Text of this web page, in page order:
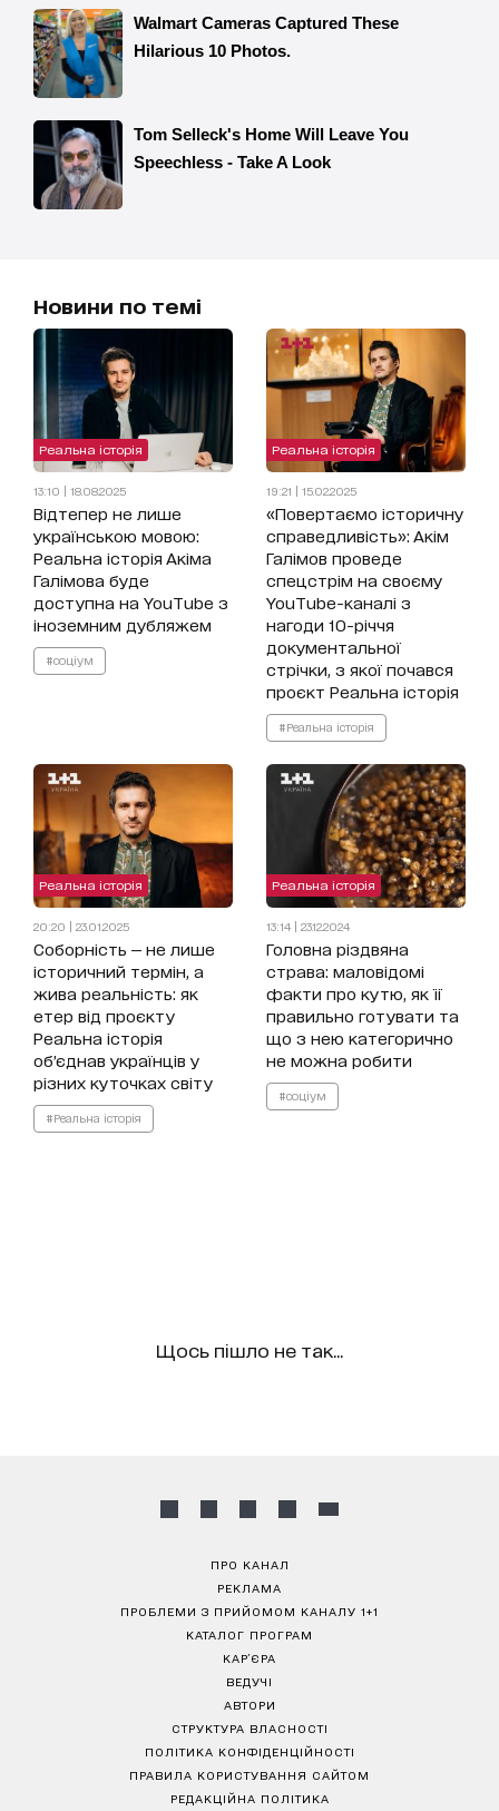
Новини по темі
Реальна історія
13:10 | 18.08.2025
Відтепер не лише
українською мовою:
Реальна історія Акіма
Галімова буде
доступна на YouTube з
іноземним дубляжем
#соціум
Реальна історія
19:21 | 15.02.2025
«Повертаємо історичну
справедливість»: Акім
Галімов проведе
спецстрім на своєму
YouTube-каналі з
нагоди 10-річчя
документальної
стрічки, з якої почався
проєкт Реальна історія
#Реальна історія
Реальна історія
20:20 | 23.01.2025
Соборність — не лише
історичний термін, а
жива реальність: як
етер від проєкту
Реальна історія
об’єднав українців у
різних куточках світу
#Реальна історія
Реальна історія
13:14 | 23.12.2024
Головна різдвяна
страва: маловідомі
факти про кутю, як її
правильно готувати та
що з нею категорично
не можна робити
#соціум
Щось пішло не так...
ПРО КАНАЛ
РЕКЛАМА
ПРОБЛЕМИ З ПРИЙОМОМ КАНАЛУ 1+1
КАТАЛОГ ПРОГРАМ
КАР’ЄРА
ВЕДУЧІ
АВТОРИ
СТРУКТУРА ВЛАСНОСТІ
ПОЛІТИКА КОНФІДЕНЦІЙНОСТІ
ПРАВИЛА КОРИСТУВАННЯ САЙТОМ
РЕДАКЦІЙНА ПОЛІТИКА